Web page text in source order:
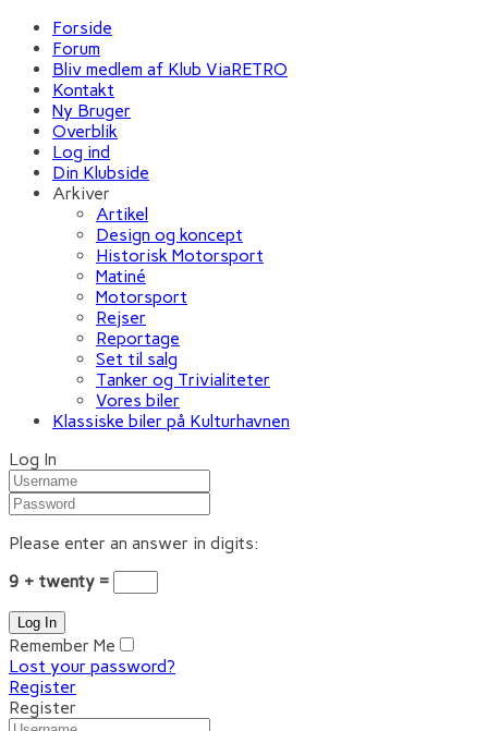
Forside
Forum
Bliv medlem af Klub ViaRETRO
Kontakt
Ny Bruger
Overblik
Log ind
Din Klubside
Arkiver
Artikel
Design og koncept
Historisk Motorsport
Matiné
Motorsport
Rejser
Reportage
Set til salg
Tanker og Trivialiteter
Vores biler
Klassiske biler på Kulturhavnen
Log In
Please enter an answer in digits:
9 + twenty =
Remember Me
Lost your password?
Register
Register